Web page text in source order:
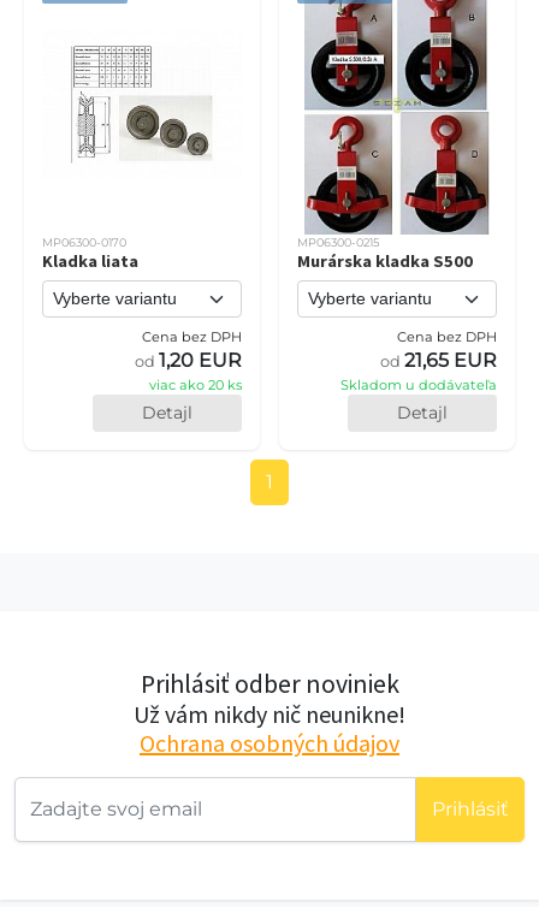
MP06300-0170
Kladka liata
Cena bez DPH
od 1,20 EUR
viac ako 20 ks
Detajl
MP06300-0215
Murárska kladka S500
Cena bez DPH
od 21,65 EUR
Skladom u dodávateľa
Detajl
1
Prihlásiť odber noviniek
Už vám nikdy nič neunikne!
Ochrana osobných údajov
Prihlásiť